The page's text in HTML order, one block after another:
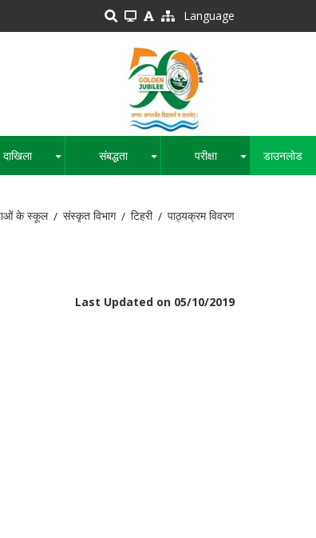
Language
दाखिला संबद्धता परीक्षा डाउनलोड
के स्कूल संस्कृत विभाग टिहरी पाठ्यक्रम विवरण
Last Updated on 05/10/2019